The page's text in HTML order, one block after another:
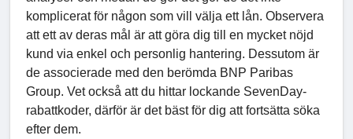
komplicerat för någon som vill välja ett lån. Observera
att ett av deras mål är att göra dig till en mycket nöjd
kund via enkel och personlig hantering. Dessutom är
de associerade med den berömda BNP Paribas
Group. Vet också att du hittar lockande SevenDay-
rabattkoder, därför är det bäst för dig att fortsätta söka
efter dem.